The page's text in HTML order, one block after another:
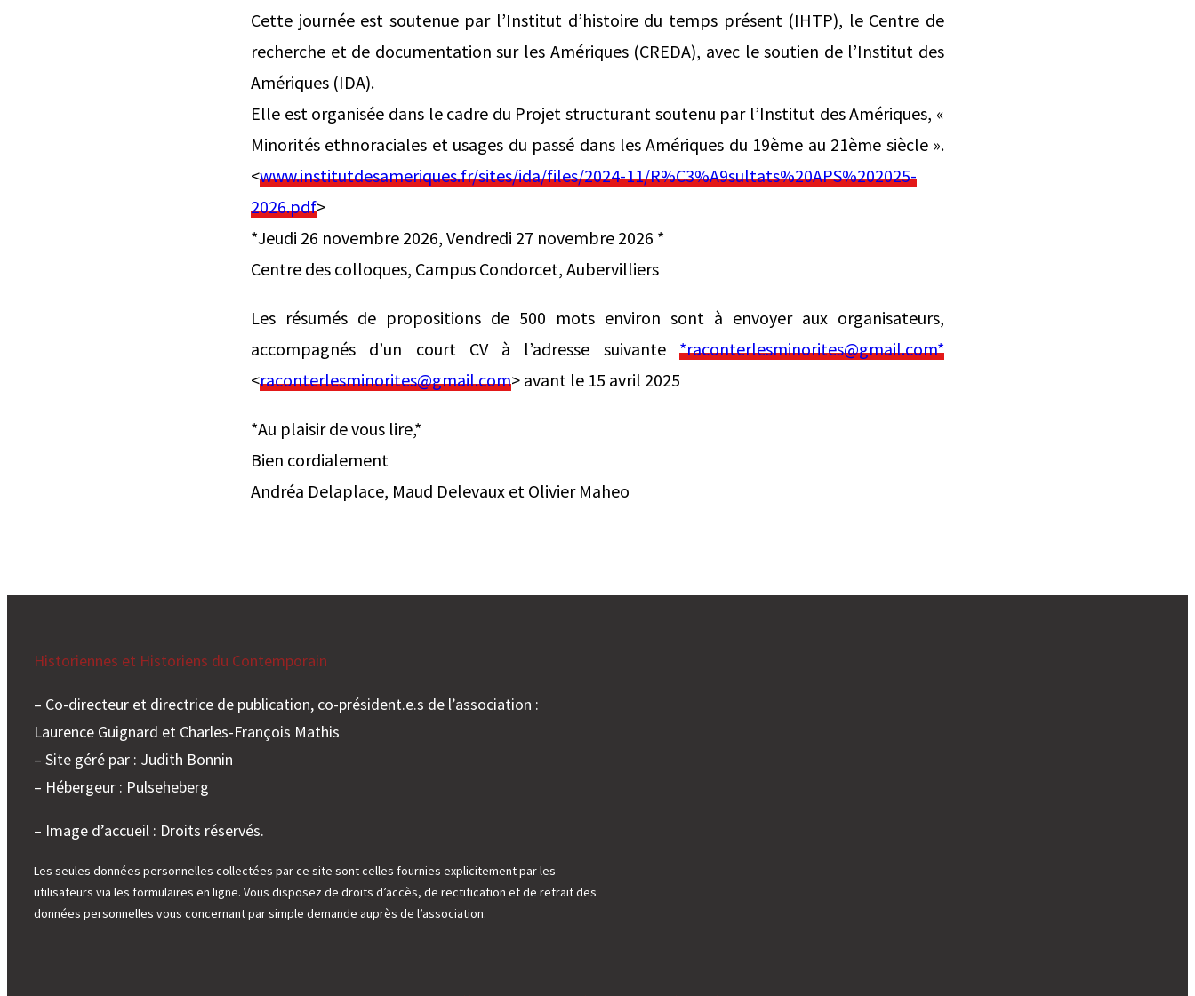
Cette journée est soutenue par l’Institut d’histoire du temps présent (IHTP), le Centre de
recherche et de documentation sur les Amériques (CREDA), avec le soutien de l’Institut des
Amériques (IDA).
Elle est organisée dans le cadre du Projet structurant soutenu par l’Institut des Amériques, «
Minorités ethnoraciales et usages du passé dans les Amériques du 19ème au 21ème siècle ».
<www.institutdesameriques.fr/sites/ida/files/2024-11/R%C3%A9sultats%20APS%202025-
2026.pdf>
*Jeudi 26 novembre 2026, Vendredi 27 novembre 2026 *
Centre des colloques, Campus Condorcet, Aubervilliers
Les résumés de propositions de 500 mots environ sont à envoyer aux organisateurs,
accompagnés d’un court CV à l’adresse suivante *raconterlesminorites@gmail.com*
<raconterlesminorites@gmail.com> avant le 15 avril 2025
*Au plaisir de vous lire,*
Bien cordialement
Andréa Delaplace, Maud Delevaux et Olivier Maheo
Historiennes et Historiens du Contemporain
– Co-directeur et directrice de publication, co-président.e.s de l’association :
Laurence Guignard et Charles-François Mathis
– Site géré par : Judith Bonnin
– Hébergeur : Pulseheberg
– Image d’accueil : Droits réservés.
Les seules données personnelles collectées par ce site sont celles fournies explicitement par les
utilisateurs via les formulaires en ligne. Vous disposez de droits d’accès, de rectification et de retrait des
données personnelles vous concernant par simple demande auprès de l’association.